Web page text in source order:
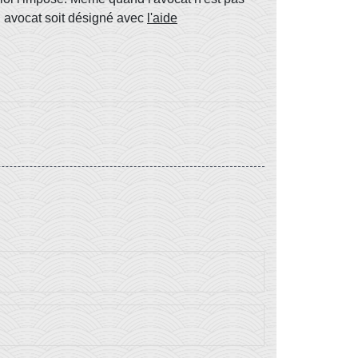
avocat soit désigné avec l'aide